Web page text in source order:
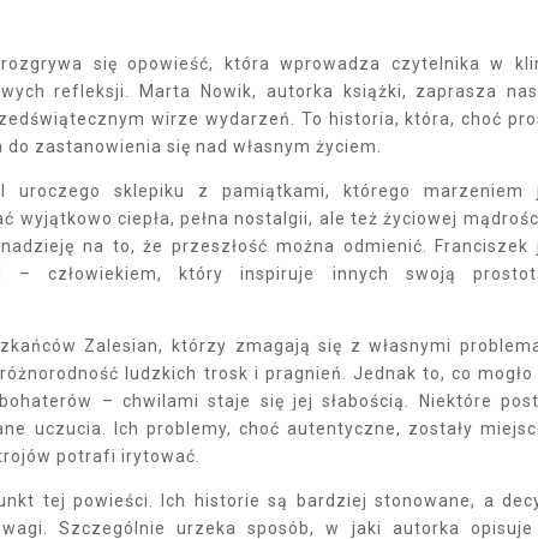
się opowieść, która wprowadza czytelnika w
refleksji. Marta Nowik, autorka książki, zaprasza
wirze wydarzeń. To historia, która, choć
zastanowienia się nad własnym życiem.
uroczego sklepiku z pamiątkami, którego marzeniem
wyjątkowo ciepła, pełna nostalgii, ale też życiowej
na to, że przeszłość można odmienić. Franciszek
– człowiekiem, który inspiruje innych swoją
Zalesian, którzy zmagają się z własnymi
ludzkich trosk i pragnień. Jednak to, co mogło
– chwilami staje się jej słabością. Niektóre
uczucia. Ich problemy, choć autentyczne, zostały
potrafi irytować.
tej powieści. Ich historie są bardziej stonowane, a
Szczególnie urzeka sposób, w jaki autorka